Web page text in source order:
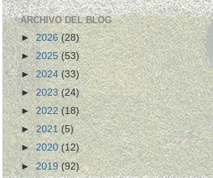
ARCHIVO DEL BLOG
►2026(28)
►2025(53)
►2024(33)
►2023(24)
►2022(18)
► 2021(5)
►2020(12)
►2019(92)